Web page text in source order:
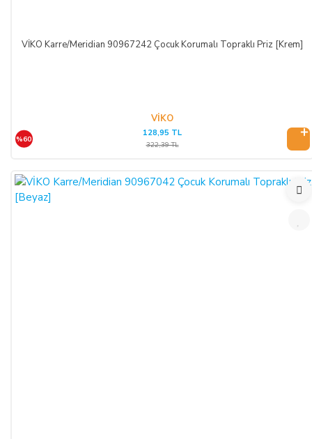
VİKO Karre/Meridian 90967242 Çocuk Korumalı Topraklı Priz [Krem]
VİKO
%60
128,95 TL
322,39 TL